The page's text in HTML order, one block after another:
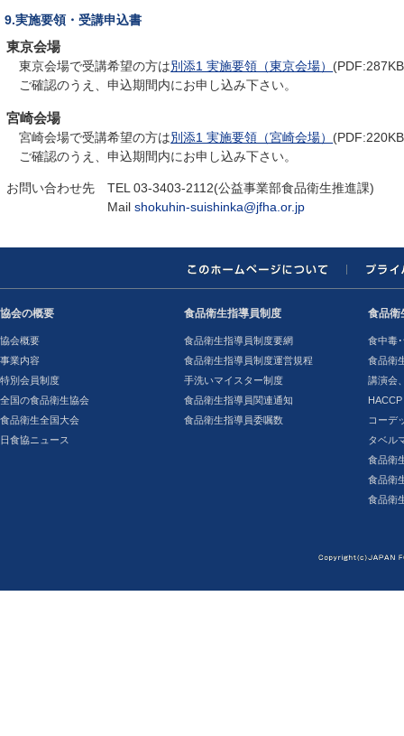
9.実施要領・受講申込書
東京会場
東京会場で受講希望の方は別添1 実施要領（東京会場）
ご確認のうえ、申込期間内にお申し込み下さい。
宮崎会場
宮崎会場で受講希望の方は別添1 実施要領（宮崎会場）
ご確認のうえ、申込期間内にお申し込み下さい。
お問い合わせ先 TEL 03-3403-2112(公益事業部食品衛生推進課)
Mailshokuhin-suishinka@jfha.or.jp
協会の概要
協会概要
事業内容
特別会員制度
全国の食品衛生協会
食品衛生全国大会
日食協ニュース
食品衛生指導員制度
食品衛生指導員制度要網
食品衛生指導員制度運営規程
手洗いマイスター制度
食品衛生指導員関連通知
食品衛生指導員委嘱数
食品衛
食中毒
食品衛
講演会
HACCP
コーデ
タベル
食品衛
食品衛
食品衛